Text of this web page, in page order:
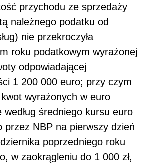
przychodu ze sprzedaży
należnego podatku od
nie przekroczyła
roku podatkowym wyrażonej
odpowiadającej
1 200 000 euro; przy czym
wyrażonych w euro
według średniego kursu euro
przez NBP na pierwszy dzień
poprzedniego roku
w zaokrągleniu do 1 000 zł,